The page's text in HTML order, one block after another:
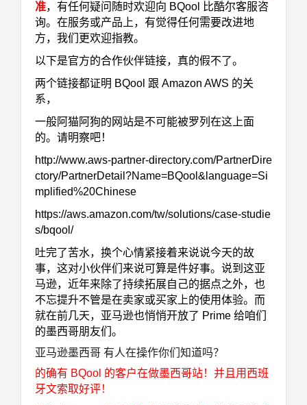
准，有任何疑问随时欢迎向 BQool 比酷尔客服咨
询。在服务或产品上，有觉得任何需要改进地
方，我们更欢迎指教。
以下是官方的合作伙伴链接，真的假不了。
两个链接都证明 BQool 跟 Amazon AWS 的关
系，
一般阿猫阿狗的网站是不可能被罗列在这上面
的。请明察吧！
http://www.aws-partner-directory.com/PartnerDire
ctory/PartnerDetail?Name=BQool&language=Si
mplified%20Chinese
https://aws.amazon.com/tw/solutions/case-studie
s/bqool/
吐完了苦水，换个心情紧接着来说说今天的故
事，这对小伙伴们来说可算是件好事。说到这亚
马逊，近年来除了持续拓展自己的据点之外，也
不忘提升不管是在卖家或买家上的使用体验。而
就在前几天，亚马逊也悄悄开放了 Prime 给咱们
的墨西哥朋友们。
亚马逊墨西哥 有人在操作你们知道吗？
的确有 BQool 的客户在做墨西哥站！并且用西班
牙文索取好评！